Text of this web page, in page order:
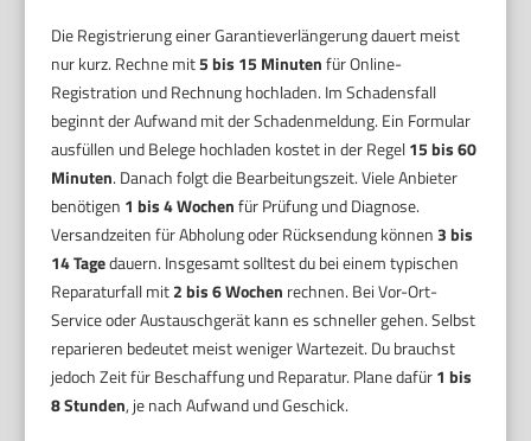
Die Registrierung einer Garantieverlängerung dauert meist
nur kurz. Rechne mit5 bis 15 Minutenfür Online-
Registration und Rechnung hochladen. Im Schadensfall
beginnt der Aufwand mit der Schadenmeldung. Ein Formular
ausfüllen und Belege hochladen kostet in der Regel15 bis 60
Minuten. Danach folgt die Bearbeitungszeit. Viele Anbieter
benötigen 1 bis 4 Wochenfür Prüfung und Diagnose.
Versandzeiten für Abholung oder Rücksendung können3 bis
14 Tagedauern. Insgesamt solltest du bei einem typischen
Reparaturfall mit2 bis 6 Wochen rechnen. Bei Vor-Ort-
Service oder Austauschgerät kann es schneller gehen. Selbst
reparieren bedeutet meist weniger Wartezeit. Du brauchst
jedoch Zeit für Beschaffung und Reparatur. Plane dafür1 bis
8 Stunden, je nach Aufwand und Geschick.